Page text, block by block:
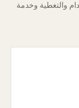
والتغطية وخدمة